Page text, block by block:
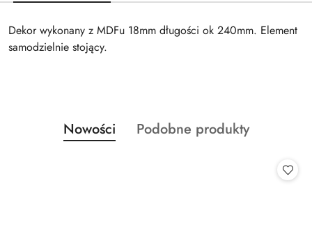
Dekor wykonany z MDFu 18mm długości ok 240mm. Element
samodzielnie stojący.
Pomiń karuzelę produktów
Produkty
o
Nowości
Produkty
Podobne produkty